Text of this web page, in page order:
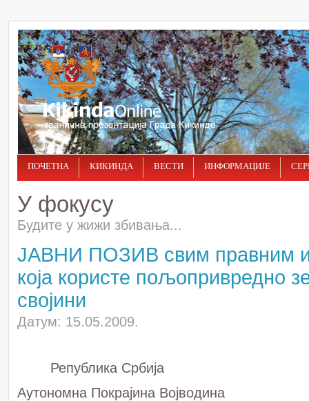
ПОЧЕТНА КИКИНДА ВЕСТИ ИНФОРМАЦИЈЕ
У фокусу
Будите у жижи збивања...
ЈАВНИ ПОЗИВ свим правним
која користе пољопривредно
својини
Датум: 15.05.2009.
Република Србија
Аутономна Покрајина Војводина